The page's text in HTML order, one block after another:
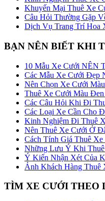
Khuyến Mại Thuê Xe
Câu Hỏi Thường Gặp
Dịch Vụ Trang Trí Hoa
BẠN NÊN BIẾT KHI
10 Mẫu Xe Cưới NÊN
Các Mẫu Xe Cưới Đẹp
Nên Chọn Xe Cưới
Thuê Xe Cưới Màu Đen
Các Câu Hỏi Khi Đi
Các Loại Xe Cần Cho
Kinh Nghiệm Đi Thuê
Nên Thuê Xe Cưới Ở
Cách Tính Giá Thuê Xe
Những Lưu Ý Khi
Ý Kiến Nhận Xét Của
Ảnh Khách Hàng Thuê
TÌM XE CƯỚI THEO